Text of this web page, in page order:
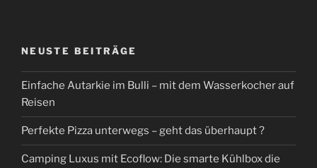
NEUSTE BEITRÄGE
Einfache Autarkie im Bulli – mit dem Wasserkocher auf
Reisen
Perfekte Pizza unterwegs – geht das überhaupt ?
Camping Luxus mit Ecoflow: Die smarte Kühlbox die